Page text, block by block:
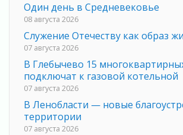
Один день в Средневековье
08 августа 2026
Служение Отечеству как образ
07 августа 2026
В Глебычево 15
подключат к газовой котельной
07 августа 2026
В Ленобласти — новые
территории
07 августа 2026